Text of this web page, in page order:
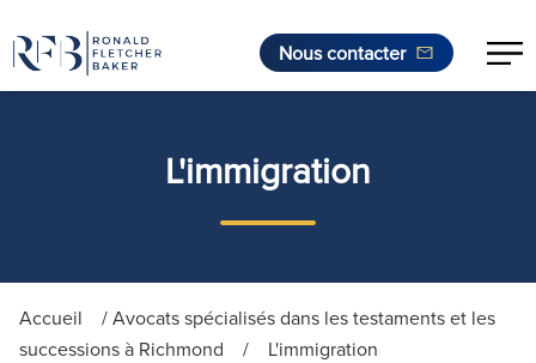
Nous contacter
L'immigration
Accueil /Avocats spécialisés dans les testaments et les
successions à Richmond
/ L'immigration